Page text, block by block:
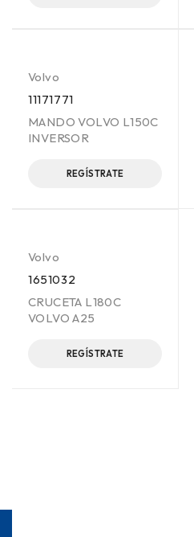
Volvo
11171771
MANDO VOLVO L150C
INVERSOR
REGÍSTRATE
Volvo
1651032
CRUCETA L180C
VOLVO A25
REGÍSTRATE